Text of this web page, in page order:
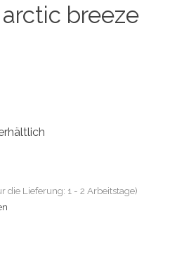
breeze
ist
die Lieferung: 1 - 2 Arbeitstage)